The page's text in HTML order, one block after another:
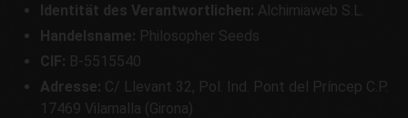
Identität des Verantwortlichen: Alchimiaweb S.L.
Handelsname: Philosopher Seeds
CIF: B-5515540
Adresse: C/ Llevant 32, Pol. Ind. Pont del Príncep C.P.
17469 Vilamalla (Girona)